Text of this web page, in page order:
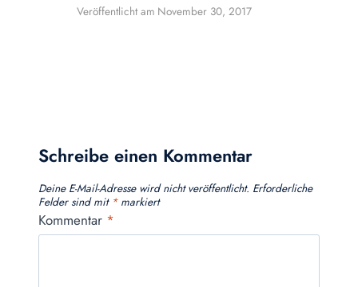
Veröffentlicht am November 30, 2017
Schreibe einen Kommentar
Deine E-Mail-Adresse wird nicht veröffentlicht. Erforderliche
Felder sind mit *markiert
Kommentar *